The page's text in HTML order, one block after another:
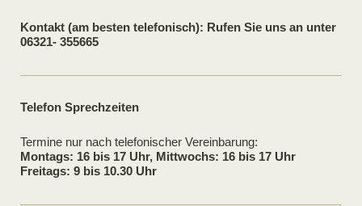
Kontakt (am besten telefonisch): Rufen Sie uns an unter
06321- 355665
Telefon Sprechzeiten
Termine nur nach telefonischer Vereinbarung:
Montags: 16 bis 17 Uhr, Mittwochs: 16 bis 17 Uhr
Freitags: 9 bis 10.30 Uhr